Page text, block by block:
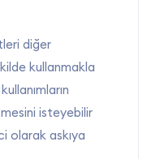
diğer
kullanmakla
isteyebilir
olarak askıya